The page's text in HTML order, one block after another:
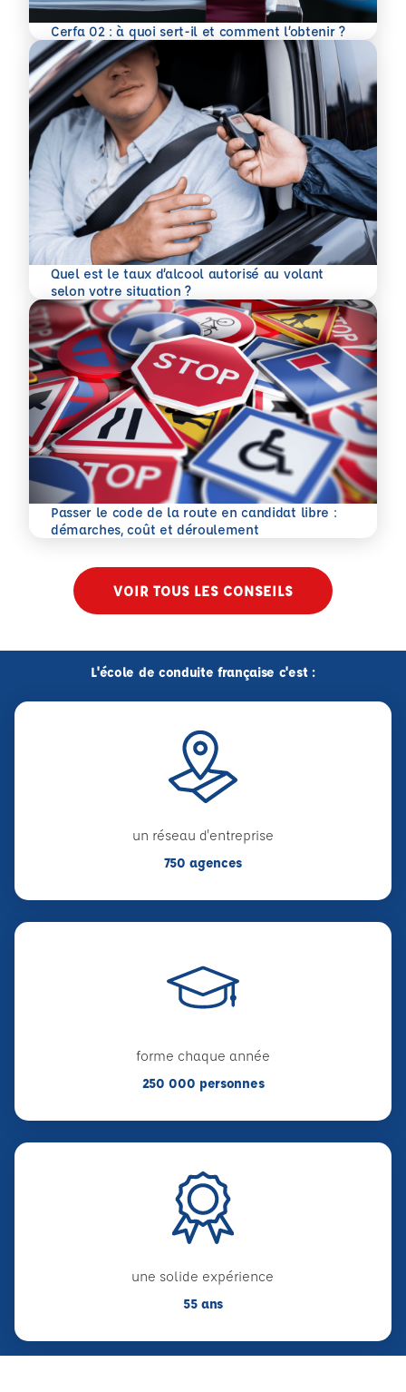
Cerfa 02 : à quoi sert-il et comment l’obtenir ?
En savoir plus
Quel est le taux d’alcool autorisé au volant
selon votre situation ?
En savoir plus
Passer le code de la route en candidat libre :
démarches, coût et déroulement
En savoir plus
VOIR TOUS LES CONSEILS
L'école de conduite française c'est :
un réseau d'entreprise
750 agences
forme chaque année
250 000 personnes
une solide expérience
55 ans